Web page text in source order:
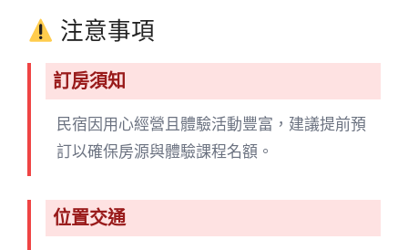
注意事項
訂房須知
民宿因用心經營且體驗活動豐富，建議提前預
訂以確保房源與體驗課程名額。
位置交通